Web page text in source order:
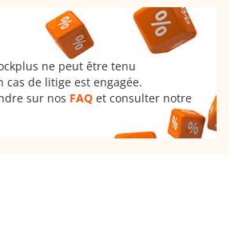
ne peut être tenu
de litige est engagée.
sur nos FAQ et consulter notre